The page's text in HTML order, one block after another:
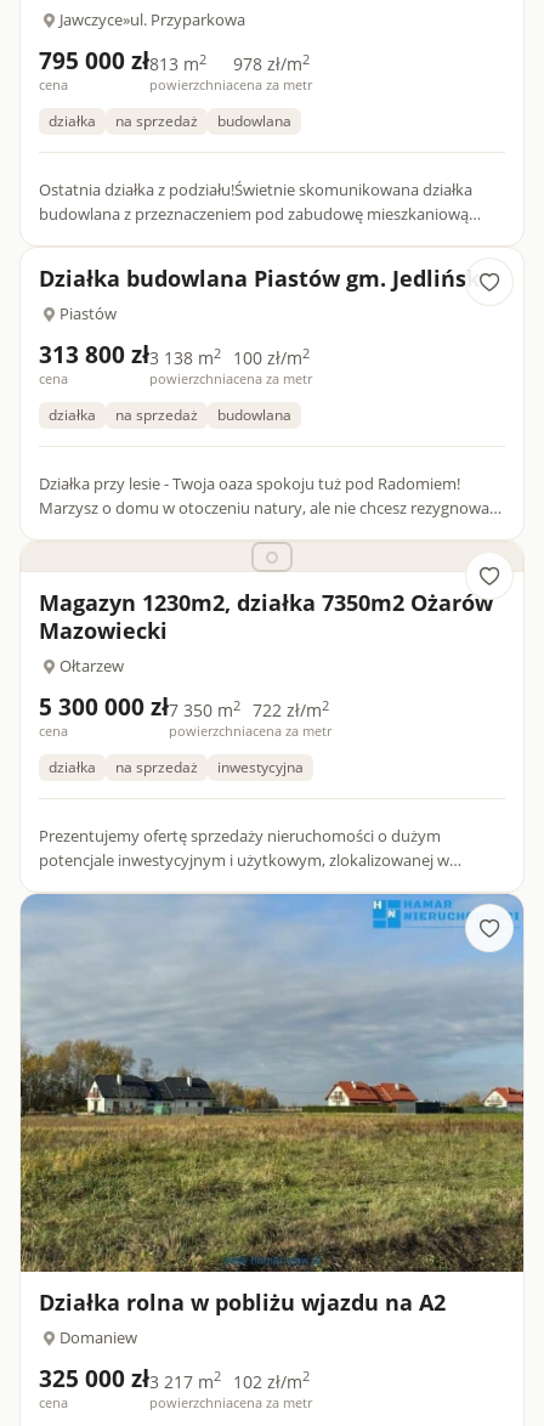
Jawczyce»ul. Przyparkowa
795 000 zł
cena
813 m2
powierzchnia
978 zł/m2
cena za metr
działka na sprzedaż budowlana
Ostatnia działka z podziału!Świetnie skomunikowana działka
budowlana z przeznaczeniem pod zabudowę mieszkaniową
Działka budowlana Piastów gm. Jedlińsk
Piastów
313 800 zł
cena
3 138 m2
powierzchnia
100 zł/m2
cena za metr
działka na sprzedaż budowlana
Działka przy lesie - Twoja oaza spokoju tuż pod Radomiem!
Marzysz o domu w otoczeniu natury, ale nie chcesz rezygnować
Magazyn 1230m2, działka 7350m2 Ożarów
Mazowiecki
Ołtarzew
5 300 000 zł
cena
7 350 m2
powierzchnia
722 zł/m2
cena za metr
działka na sprzedaż inwestycyjna
Prezentujemy ofertę sprzedaży nieruchomości o dużym
potencjale inwestycyjnym i użytkowym, zlokalizowanej w
Ołtarzewa w gminie...
Działka rolna w pobliżu wjazdu na A2
Domaniew
325 000 zł
cena
3 217 m2
powierzchnia
102 zł/m2
cena za metr